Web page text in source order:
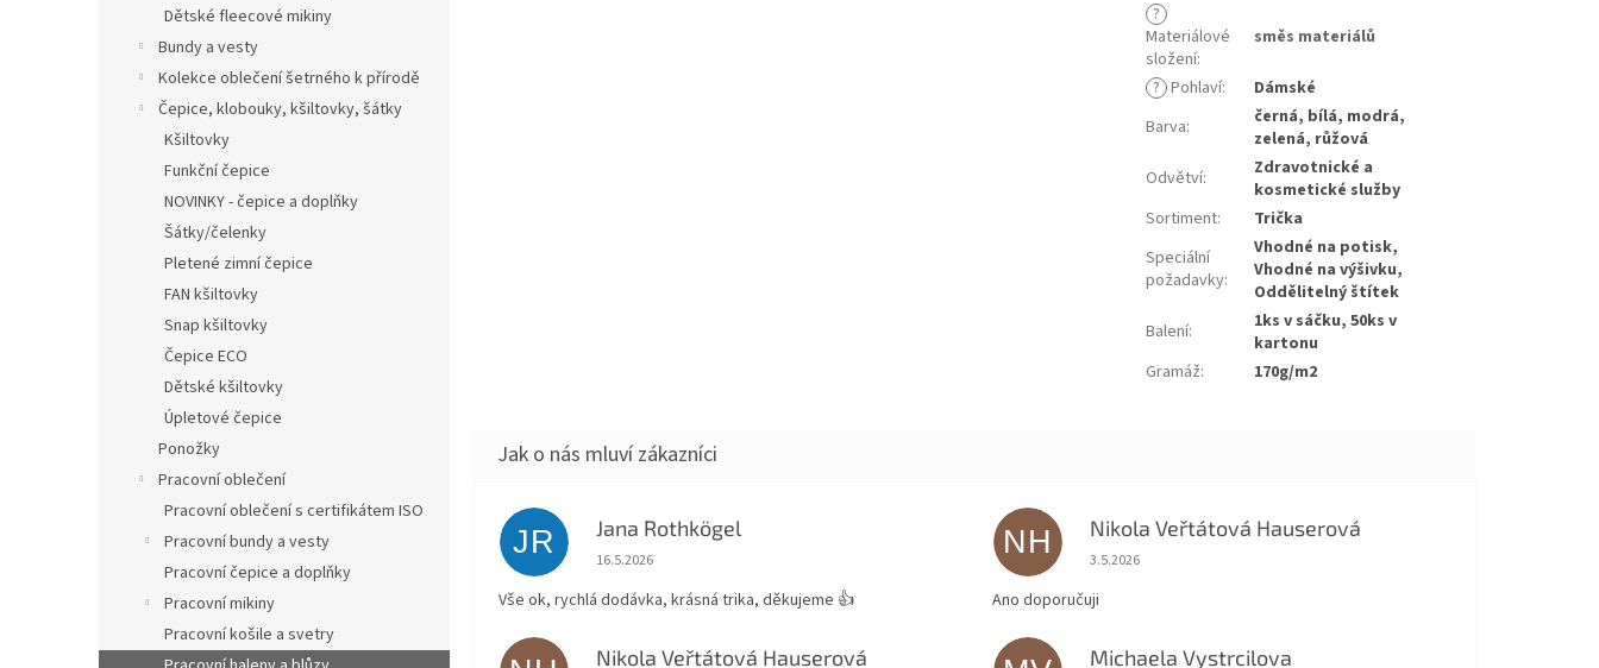
Dětské fleecové mikiny
Bundy a vesty
Kolekce oblečení šetrného k přírodě
Čepice, klobouky, kšiltovky, šátky
Kšiltovky
Funkční čepice
NOVINKY - čepice a doplňky
Šátky/čelenky
Pletené zimní čepice
FAN kšiltovky
Snap kšiltovky
Čepice ECO
Dětské kšiltovky
Úpletové čepice
Ponožky
Pracovní oblečení
Pracovní oblečení s certifikátem ISO
Pracovní bundy a vesty
Pracovní čepice a doplňky
Pracovní mikiny
Pracovní košile a svetry
?
Materiálové
složení:
směs materiálů
? Pohlaví:
Dámské
Barva:
černá, bílá, modrá,
zelená, růžová
Odvětví:
Zdravotnické a
kosmetické služby
Sortiment:
Trička
Speciální
požadavky:
Vhodné na potisk,
Vhodné na výšivku,
Oddělitelný štítek
Balení:
1ks v sáčku, 50ks v
kartonu
Gramáž: 170g/m2
JR Jana Rothkögel
Hodnocení obchodu je 5 z 5 hvězdiček.
16.5.2026
Vše ok, rychlá dodávka, krásná trika, děkujeme 👍
NH Nikola Veřtátová Hauserová
Hodnocení obchodu je 5 z 5 hvězdiček.
3.5.2026
Ano doporučuji
Nikola Veřtátová Hauserová Michaela Vystrcilova